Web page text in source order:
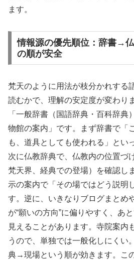
ます。
情報源の優先順位：辞書→
の順が安全
梵天のように用法が枝分かれする
読むかで、理解の安定度が変わり
「一般辞書（国語辞典・百科辞
物館の案内」です。まず辞書で「
も、道具としても使われる」とい
次に仏教辞典で、仏教内の位置づ
梵天界、経典での登場）を確認し
示の案内で「その場ではどう説明
す。逆に、いきなりブログまとめ
が“願いの方向”に偏りやすく、あ
見えることがあります。寺院案内
うので、単独では一般化しにく
典→現場という順が効きます。こ